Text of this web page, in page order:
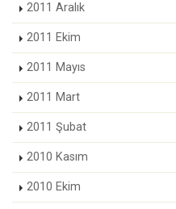
2011 Aralık
2011 Ekim
2011 Mayıs
2011 Mart
2011 Şubat
2010 Kasım
2010 Ekim